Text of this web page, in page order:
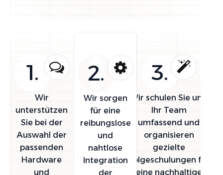
1.
Wir
unterstützen
Sie bei der
Auswahl der
passenden
Hardware
und
2.
Wir sorgen
für eine
reibungslose
und
nahtlose
Integration
der
3.
Wir schulen Sie und
Ihr Team
umfassend und
organisieren
gezielte
Folgeschulungen für
eine nachhaltige